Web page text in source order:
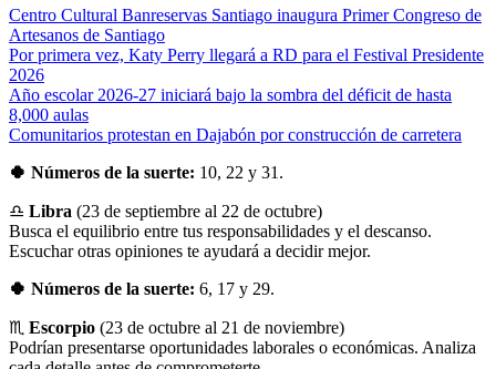
Centro Cultural Banreservas Santiago inaugura Primer Congreso de
Artesanos de Santiago
Por primera vez, Katy Perry llegará a RD para el Festival Presidente
2026
Año escolar 2026-27 iniciará bajo la sombra del déficit de hasta
8,000 aulas
Comunitarios protestan en Dajabón por construcción de carretera
🍀 Números de la suerte: 10, 22 y 31.
♎ Libra (23 de septiembre al 22 de octubre)
Busca el equilibrio entre tus responsabilidades y el descanso.
Escuchar otras opiniones te ayudará a decidir mejor.
🍀 Números de la suerte: 6, 17 y 29.
♏ Escorpio (23 de octubre al 21 de noviembre)
Podrían presentarse oportunidades laborales o económicas. Analiza